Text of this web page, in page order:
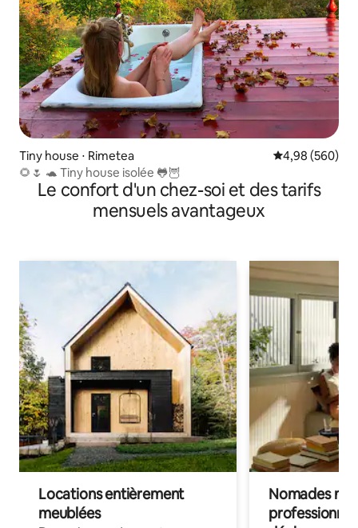
Tiny house ⋅ Rimetea Évaluation
4,98 (560)
🌻🌷 🐢 Tiny house isolée 🐸🦉
Le confort d'un chez-soi et des tarifs
mensuels avantageux
Locations entièrement
meublées
Nomades